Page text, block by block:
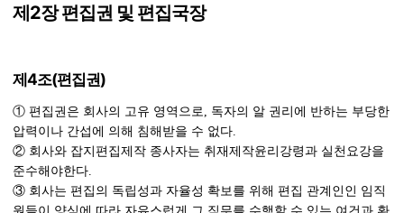
제2장 편집권 및 편집국장
제4조(편집권)
① 편집권은 회사의 고유 영역으로, 독자의 알 권리에 반하는 부당한
압력이나 간섭에 의해 침해받을 수 없다.
② 회사와 잡지편집제작 종사자는 취재제작윤리강령과 실천요강을
준수해야한다.
③ 회사는 편집의 독립성과 자율성 확보를 위해 편집 관계인인 임직